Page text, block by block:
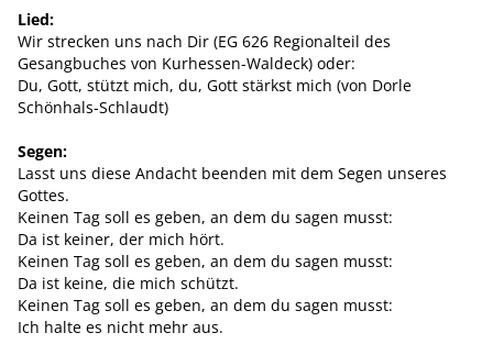
Lied:
Wir strecken uns nach Dir (EG 626 Regionalteil des
Gesangbuches von Kurhessen-Waldeck) oder:
Du, Gott, stützt mich, du, Gott stärkst mich (von Dorle
Schönhals-Schlaudt)
Segen:
Lasst uns diese Andacht beenden mit dem Segen unseres
Gottes.
Keinen Tag soll es geben, an dem du sagen musst:
Da ist keiner, der mich hört.
Keinen Tag soll es geben, an dem du sagen musst:
Da ist keine, die mich schützt.
Keinen Tag soll es geben, an dem du sagen musst:
Ich halte es nicht mehr aus.